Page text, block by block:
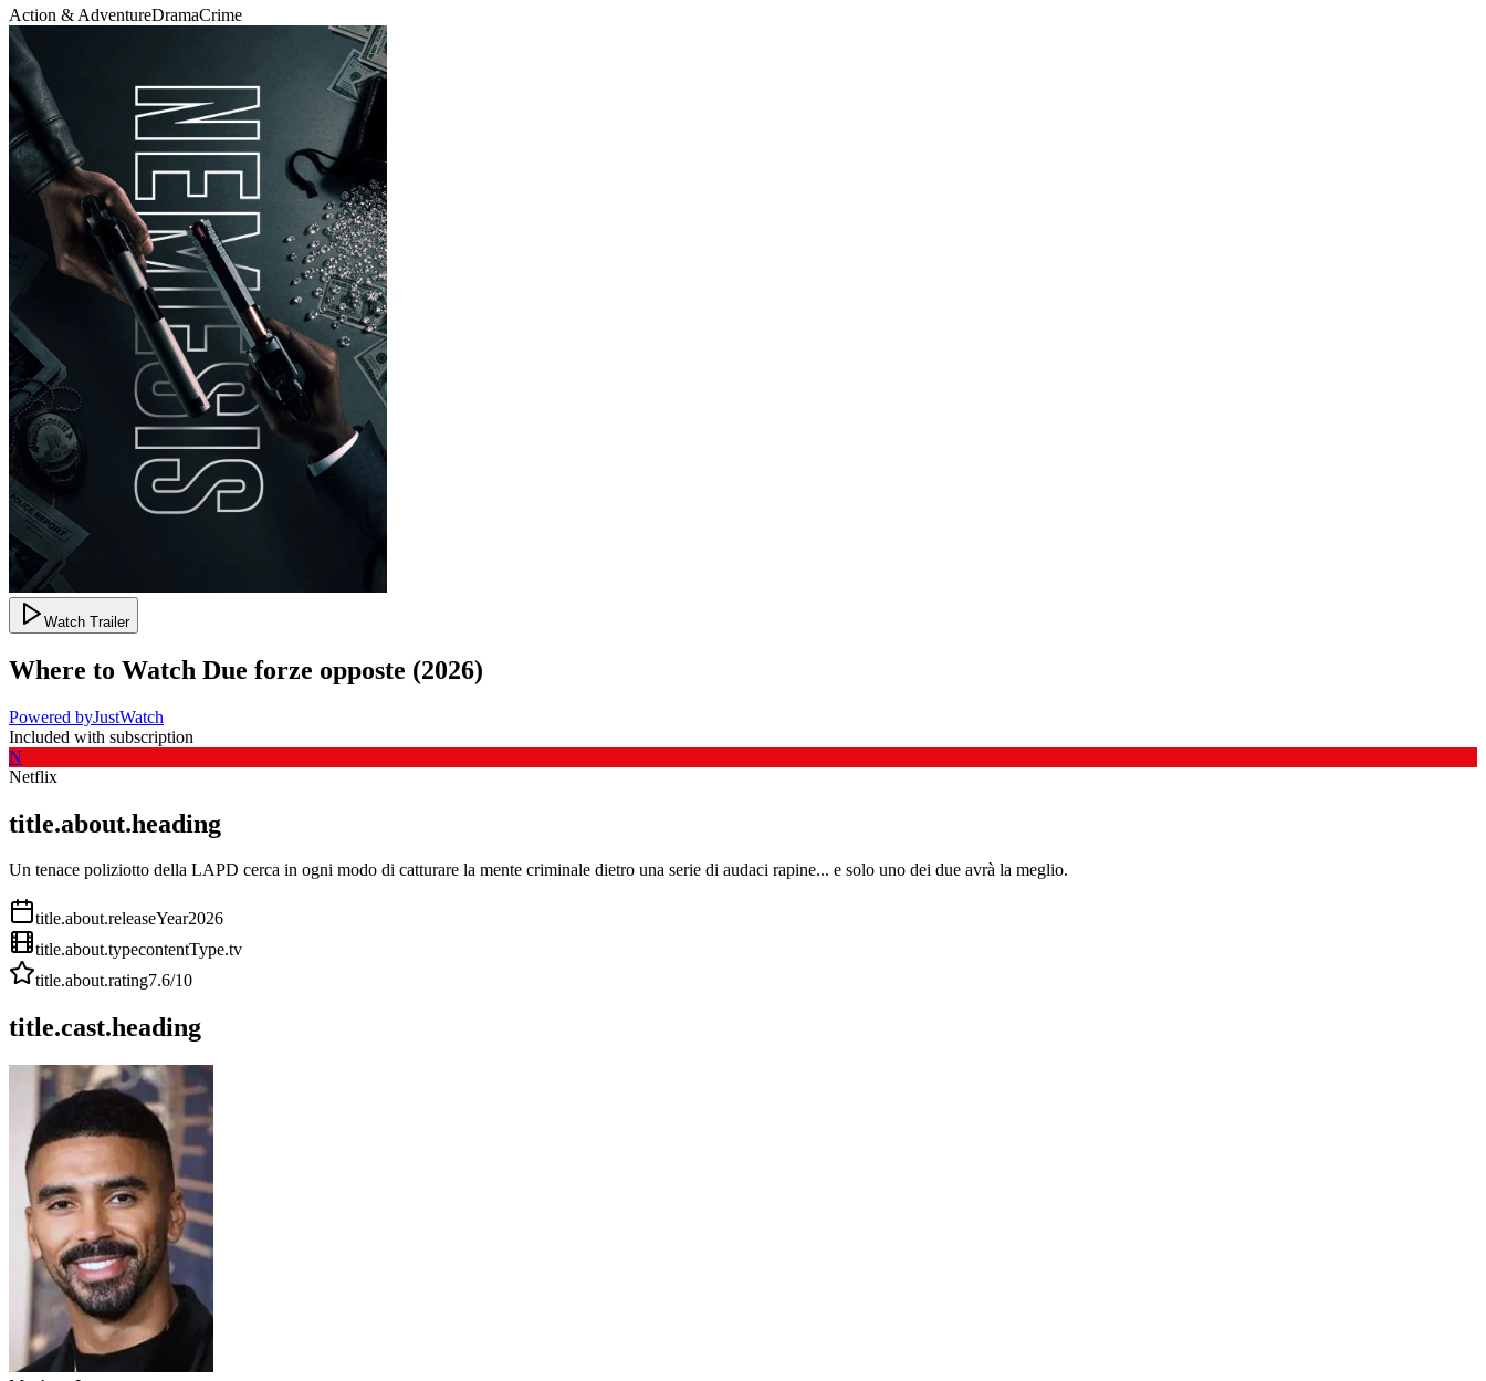
Action & AdventureDramaCrime
Watch Trailer
Where to Watch Due forze opposte (2026)
Powered byJustWatch
Included with subscription
N
Netflix
title.about.heading
Un tenace poliziotto della LAPD cerca in ogni modo di catturare la mente criminale dietro una serie di audaci rapine... e solo uno dei due avrà la meglio.
title.about.releaseYear2026
title.about.typecontentType.tv
title.about.rating7.6/10
title.cast.heading